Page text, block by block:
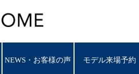
NEWS・お客様の声 モデル来場予約
NEWS・お客様の声 モデル来場予約